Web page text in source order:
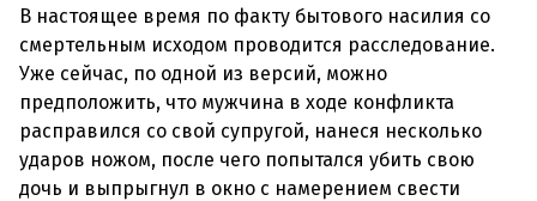
В настоящее время по факту бытового насилия со
смертельным исходом проводится расследование.
Уже сейчас, по одной из версий, можно
предположить, что мужчина в ходе конфликта
расправился со свой супругой, нанеся несколько
ударов ножом, после чего попытался убить свою
дочь и выпрыгнул в окно с намерением свести